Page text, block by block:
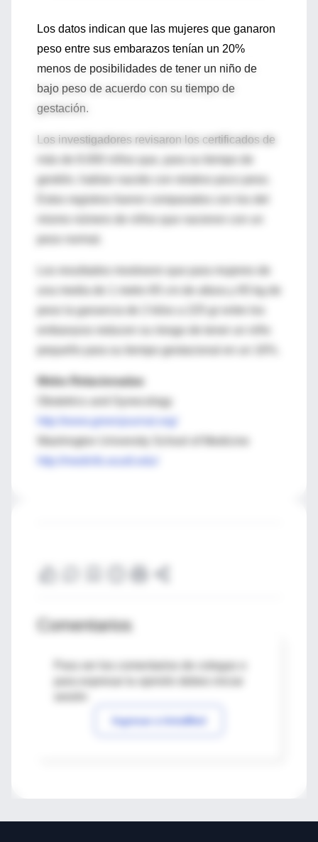
Los datos indican que las mujeres que ganaron
peso entre sus embarazos tenían un 20%
menos de posibilidades de tener un niño de
bajo peso de acuerdo con su tiempo de
gestación.
Los investigadores revisaron los certificados de
más de 8.000 niños que, para su tiempo de
gestión, habían nacido con relativo poco peso.
Estos registros fueron comparados con los del
peso la ganancia de 2 kilos a 225 gr entre los
embarazos reducen su riesgo de tener un niño
pequeño para su tiempo gestacional en un 16%.
Webs Relacionadas
Obstetrics and Gynecology
http://www.greenjournal.org/
Washington University School of Medicine
Comentarios
Para ver los comentarios de colegas o
Ingresar a IntraMed